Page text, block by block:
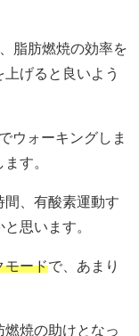
脂肪燃焼の効率を
上げると良いよう
ウォーキングしま
す。
間、有酸素運動す
思います。
モードで、あまり
焼の助けとなっ